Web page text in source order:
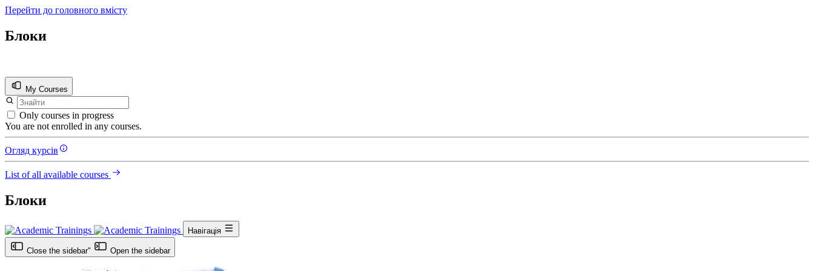
Перейти до головного вмісту
Блоки
My Courses
Only courses in progress
You are not enrolled in any courses.
Огляд курсів
List of all available courses
Блоки
Навігація
Close the sidebar" Open the sidebar